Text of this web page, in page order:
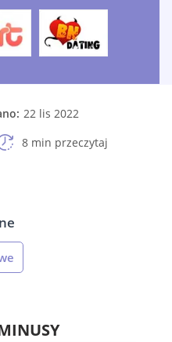
22 lis 2022
8 min przeczytaj